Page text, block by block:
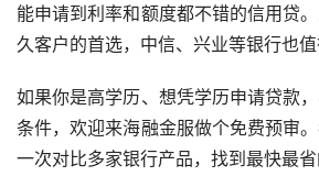
能申请到利率和额度都不错的信用贷
久客户的首选，中信、兴业等银行也值
如果你是高学历、想凭学历申请贷款
条件，欢迎来海融金服做个免费预审。
一次对比多家银行产品，找到最快最省